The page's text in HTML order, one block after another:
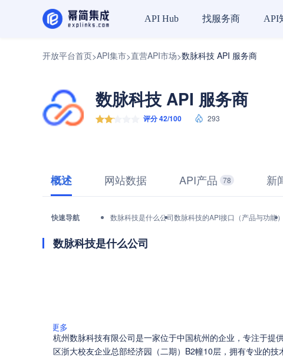
API Hub 找服务商 API
开放平台首页>API集市>直营API市场>数脉科技 API 服务商
数脉科技 API 服务商
评分 42/100 293
概述 网站数据 API产品 78 新
快速导航 数脉科技是什么公司数脉科技的API接口（产品与功能）
数脉科技是什么公司
更多
杭州数脉科技有限公司是一家位于中国杭州的企业，专注于提
区浙大校友企业总部经济园（二期）B2幢10层，拥有专业的